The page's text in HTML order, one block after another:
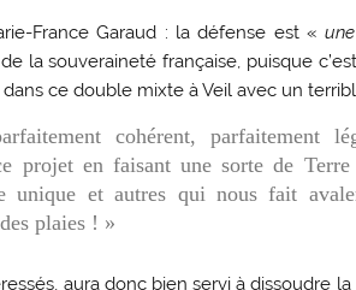
France Garaud : la défense est «
la souveraineté française, puisque
ce double mixte à Veil avec un
cohérent, parfaitement
projet en faisant une sorte de
unique et autres qui nous fait
plaies ! »
aura donc bien servi à dissoudre la